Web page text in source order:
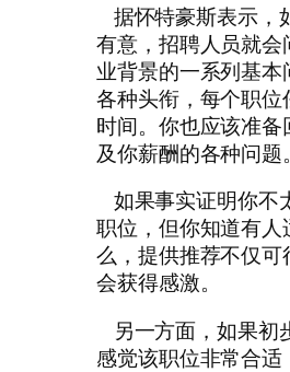
据怀特豪斯表示，
有意，招聘人员就会
业背景的一系列基本
各种头衔，每个职位
时间。你也应该准备
及你薪酬的各种问题。
如果事实证明你不
职位，但你知道有人
么，提供推荐不仅可
会获得感激。
另一方面，如果初
感觉该职位非常合